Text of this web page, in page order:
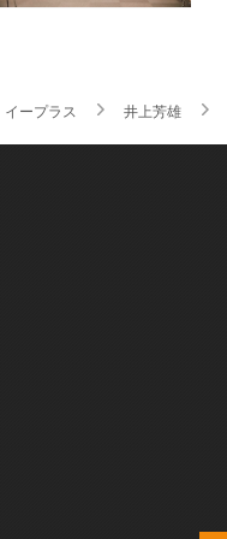
イープラス 井上芳雄